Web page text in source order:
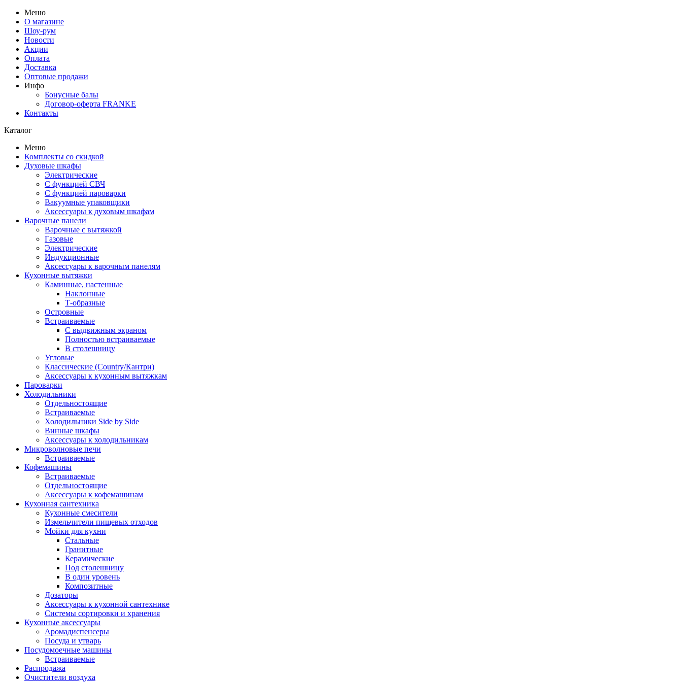
Меню
О магазине
Шоу-рум
Новости
Акции
Оплата
Доставка
Оптовые продажи
Инфо
Бонусные балы
Договор-оферта FRANKE
Контакты
Каталог
Меню
Комплекты со скидкой
Духовые шкафы
Электрические
С функцией СВЧ
С функцией пароварки
Вакуумные упаковщики
Аксессуары к духовым шкафам
Варочные панели
Варочные с вытяжкой
Газовые
Электрические
Индукционные
Аксессуары к варочным панелям
Кухонные вытяжки
Каминные, настенные
Наклонные
Т-образные
Островные
Встраиваемые
С выдвижным экраном
Полностью встраиваемые
В столешницу
Угловые
Классические (Country/Кантри)
Аксессуары к кухонным вытяжкам
Пароварки
Холодильники
Отдельностоящие
Встраиваемые
Холодильники Side by Side
Винные шкафы
Аксессуары к холодильникам
Микроволновые печи
Встраиваемые
Кофемашины
Встраиваемые
Отдельностоящие
Аксессуары к кофемашинам
Кухонная сантехника
Кухонные смесители
Измельчители пищевых отходов
Мойки для кухни
Стальные
Гранитные
Керамические
Под столешницу
В один уровень
Композитные
Дозаторы
Аксессуары к кухонной сантехнике
Системы сортировки и хранения
Кухонные аксессуары
Аромадиспенсеры
Посуда и утварь
Посудомоечные машины
Встраиваемые
Распродажа
Очистители воздуха